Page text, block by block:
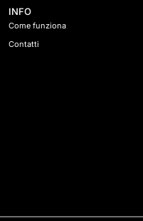
INFO
Come funziona
Contatti